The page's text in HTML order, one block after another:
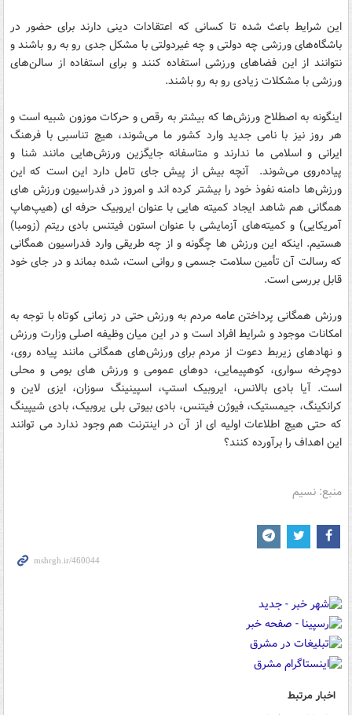
این شرایط باعث شده تا کسانی که اعتقادات دینی دارند برای حضور در
باشگاه‌های ورزشی چه دولتی و چه غیردولتی با مشکل جدی رو به رو باشند و
نتوانند از این فضاهای ورزشی استفاده کنند و برای استفاده از سالن‌های
ورزشی با مشکلات زیادی رو به رو باشند.
اینگونه به اصطلاح ورزش‌ها که بیشتر به رقص و حرکات موزون شبیه است و
هر روز نیز با نامی جدید وارد کشور ما می‌شوند، ‌هیچ تناسبی با فرهنگ
ایرانی و اسلامی ما ندارند و متاسفانه جایگزین ورزش‌هایی مانند شنا و
پیاده‌روی می‌شوند. آنچه بیش از پیش جای تامل دارد این است که این
ورزش‌ها دامنه نفوذ خود را بیشتر کرده اند و امروز در فدراسیون ورزش های
همگانی هم شاهد ایجاد کمیته هایی با عنوان ایروبیک حرفه ای (هیپ‌هاپ
آمریکایی) و کمیته‌های آزمایشی با عنوان استون فیتنس بادی ریتم (زومبا)
هستیم. اینکه این ورزش ها چگونه و از چه طریقی وارد فدراسیون همگانی
که رسالت آن تأمین سلامت جسمی و روانی است، شده بماند و در جای خود
قابل بررسی است.
ورزش همگانی پرداختن عامه مردم به ورزش حتی در زمانی کوتاه با توجه به
امکانات موجود و شرایط افراد است و در این میان وظیفه اصلی وزارت ورزش
و نهادهای زیربط دعوت از مردم برای ورزش‌های همگانی مانند پیاده روی،
دوچرخه سواری، کوهپیمایی، دوهای عمومی و ورزش های بومی و محلی
است. آیا بادی بالانس، ایروبیک استپ، اسپینینگ سوزان، ایزی لاین و
کرانکینگ، جیمستیک، فیوژن فیتنس، بادی بیوتی بلی یروبیک، بادی شیپینگ
که حتی هیچ اطلاعات اولیه ای از آن در اینترنت هم وجود ندارد می توانند
این اهداف را برآورده کنند؟
منبع: نسیم
اخبار مرتبط